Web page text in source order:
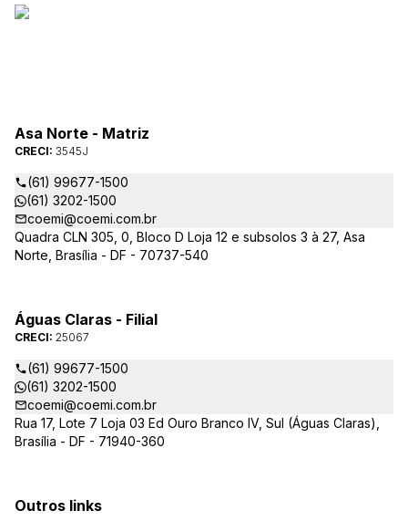
Asa Norte - Matriz
CRECI: 3545J
(61) 99677-1500
(61) 3202-1500
coemi@coemi.com.br
Quadra CLN 305, 0, Bloco D Loja 12 e subsolos 3 à 27, Asa
Norte, Brasília - DF - 70737-540
Águas Claras - Filial
CRECI: 25067
(61) 99677-1500
(61) 3202-1500
coemi@coemi.com.br
Rua 17, Lote 7 Loja 03 Ed Ouro Branco IV, Sul (Águas Claras),
Brasília - DF - 71940-360
Outros links